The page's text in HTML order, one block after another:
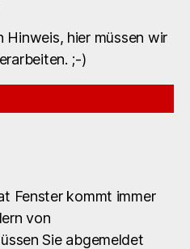
Hinweis, hier müssen wir
;-)
Fenster kommt immer
von
Sie abgemeldet